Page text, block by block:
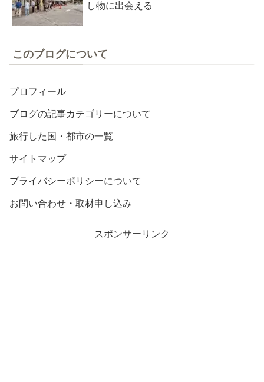
し物に出会える
このブログについて
プロフィール
ブログの記事カテゴリーについて
旅行した国・都市の一覧
サイトマップ
プライバシーポリシーについて
お問い合わせ・取材申し込み
スポンサーリンク